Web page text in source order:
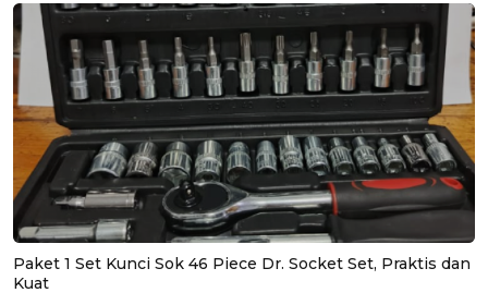
Paket 1 Set Kunci Sok 46 Piece Dr. Socket Set, Praktis dan
Kuat